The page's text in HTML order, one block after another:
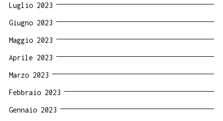
Luglio 2023
Giugno 2023
Maggio 2023
Aprile 2023
Marzo 2023
Febbraio 2023
Gennaio 2023